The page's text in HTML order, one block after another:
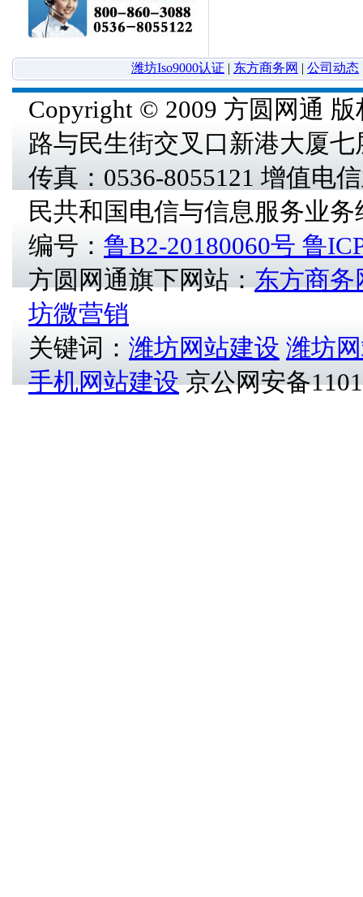
潍坊Iso9000认证 | 东方商务网 | 公司动态
Copyright © 2009 方圆网通
路与民生街交叉口新港大厦七
传真：0536-8055121 增值电
民共和国电信与信息服务业
编号： 鲁B2-20180060号 鲁
方圆网通旗下网站：东方商务
坊微营销
关键词： 潍坊网站建设 潍坊
手机网站建设京公网安备